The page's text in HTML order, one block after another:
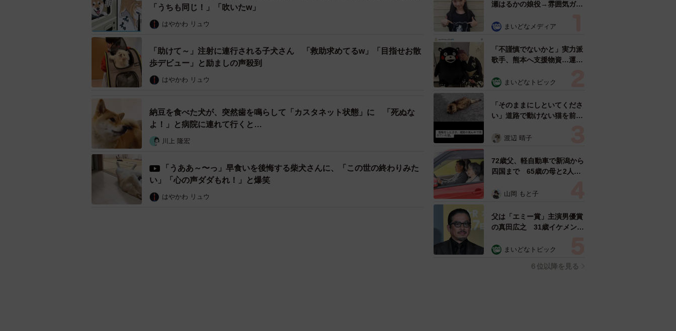
「うちも同じ！」「吹いたw」
はやかわ リュウ
「助けて～」注射に連行される子犬さん 「救助求めてるw」「目指せお散
歩デビュー」と励ましの声殺到
はやかわ リュウ
納豆を食べた犬が、突然歯を鳴らして「カスタネット状態」に 「死ぬな
よ！」と病院に連れて行くと…
川上 隆宏
「うああ～〜っ」早食いを後悔する柴犬さんに、「この世の終わりみた
い」「心の声ダダもれ！」と爆笑
はやかわ リュウ
瀬はるかの娘役→雰囲気ガラ
雰囲気が」「宝塚に入れそ
まいどなメディア
「不謹慎でないかと」実力派
歌手、熊本へ支援物資…運搬
めらい 「痛いほど伝わる」
まいどなトピック
「そのままにしといてくださ
い」道路で動けない猫を前に
ようとした4日間 「命の重
表の訴え
渡辺 晴子
72歳父、軽自動車で新潟から
四国まで 65歳の母と2人で
憩まで分刻み… 「大学生で
山岡 もと子
父は「エミー賞」主演男優賞
の真田広之 31歳イケメン俳
「ガチヒロさんそっくり」
まいどなトピック
６位以降を見る